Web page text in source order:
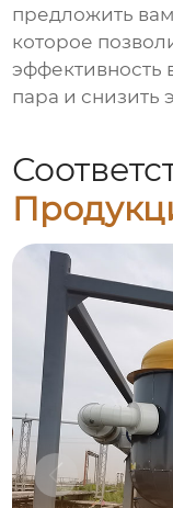
предложить
которое
пара и снизить